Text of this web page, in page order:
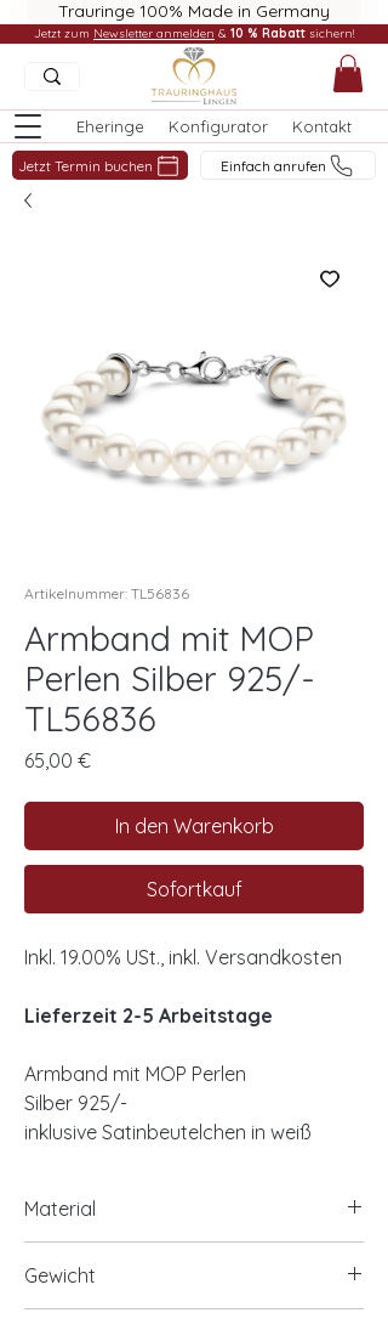
Trauringe 100% Made in Germany
Eheringe Konfigurator Kontakt
Jetzt Termin buchen Einfach anrufen
Jetzt zum Newsletter anmelden & 10 % Rabatt sichern!
Artikelnummer: TL56836
Armband mit MOP
Perlen Silber 925/-
TL56836
65,00 €Preis
In den Warenkorb
Sofortkauf
Inkl. 19.00% USt., inkl. Versandkosten
Lieferzeit 2-5 Arbeitstage
Armband mit MOP Perlen
Silber 925/-
inklusive Satinbeutelchen in weiß
Material
MOP (Mother of Pearl = Perlmutt)
Perlen
Gewicht